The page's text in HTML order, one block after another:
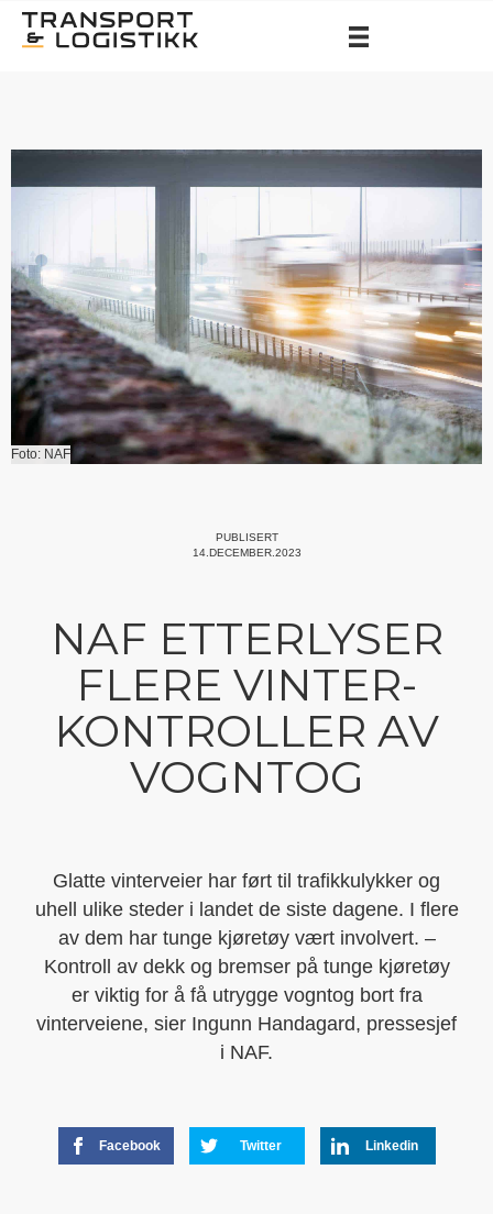
Foto: NAF
PUBLISERT
14.DECEMBER.2023
NAF ETTERLYSER
FLERE VINTER-
KONTROLLER AV
VOGNTOG
Glatte vinterveier har ført til trafikkulykker og
uhell ulike steder i landet de siste dagene. I flere
av dem har tunge kjøretøy vært involvert. –
Kontroll av dekk og bremser på tunge kjøretøy
er viktig for å få utrygge vogntog bort fra
vinterveiene, sier Ingunn Handagard, pressesjef
i NAF.
Facebook Twitter Linkedin